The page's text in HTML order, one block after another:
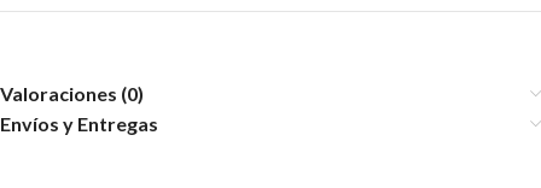
Valoraciones (0)
Envíos y Entregas